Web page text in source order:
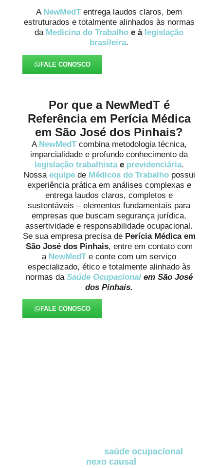
A NewMedT entrega laudos claros, bem
estruturados e totalmente alinhados às normas
da Medicina do Trabalho e à legislação
brasileira.
FALE CONOSCO
Por que a NewMedT é
Referência em Perícia Médica
em São José dos Pinhais?
A NewMedT combina metodologia técnica,
imparcialidade e profundo conhecimento da
legislação trabalhistae previdenciária.
Nossa equipe de Médicos do Trabalhopossui
experiência prática em análises complexas e
entrega laudos claros, completos e
sustentáveis – elementos fundamentais para
empresas que buscam segurança jurídica,
assertividade e responsabilidade ocupacional.
Se sua empresa precisa de Perícia Médica em
São José dos Pinhais, entre em contato com
a NewMedT e conte com um serviço
especializado, ético e totalmente alinhado às
normas da Saúde Ocupacionalem São José
dos Pinhais.
FALE CONOSCO
saúde ocupacional
nexo causal